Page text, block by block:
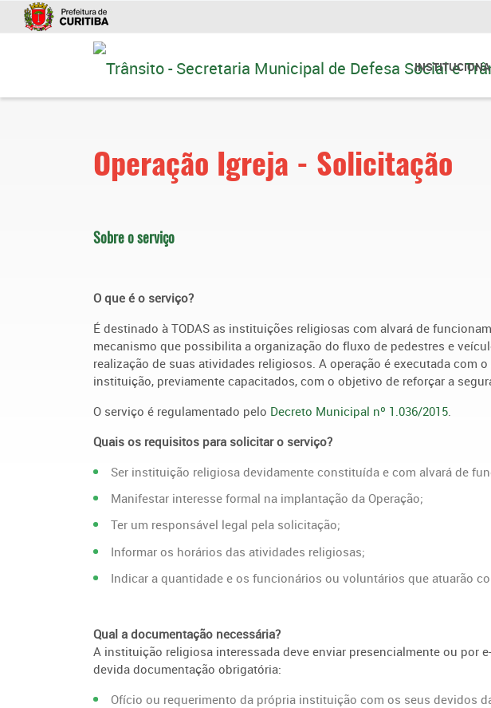
Operação Igreja - Solicitação
Sobre o serviço
O que é o serviço?
É destinado à TODAS as instituições religiosas com alvará de
mecanismo que possibilita a organização do fluxo de pedestres e
realização de suas atividades religiosos. A operação é executada com
instituição, previamente capacitados, com o objetivo de reforçar a
O serviço é regulamentado pelo Decreto Municipal nº 1.036/2015.
Quais os requisitos para solicitar o serviço?
Ser instituição religiosa devidamente constituída e com alvará de
Manifestar interesse formal na implantação da Operação;
Ter um responsável legal pela solicitação;
Informar os horários das atividades religiosas;
Indicar a quantidade e os funcionários ou voluntários que atuarão
Qual a documentação necessária?
A instituição religiosa interessada deve enviar presencialmente ou por
devida documentação obrigatória:
Ofício ou requerimento da própria instituição com os seus devidos